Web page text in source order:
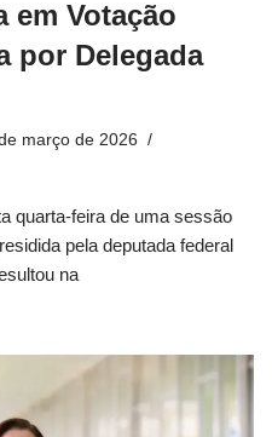
em Votação
por Delegada
março de 2026
quarta-feira de uma sessão
pela deputada federal
na